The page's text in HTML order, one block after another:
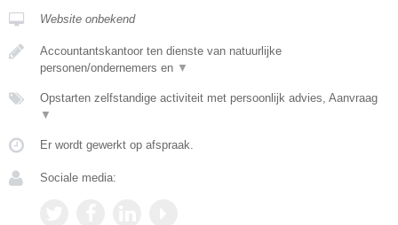
Website onbekend
Accountantskantoor ten dienste van natuurlijke
personen/ondernemers en ▼
Opstarten zelfstandige activiteit met persoonlijk advies, Aanvraag
▼
Er wordt gewerkt op afspraak.
Sociale media: